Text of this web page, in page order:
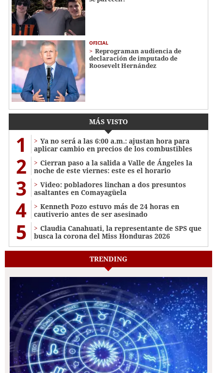
OFICIAL
Reprograman audiencia de
declaración de imputado de
Roosevelt Hernández
MÁS VISTO
1
Ya no será a las 6:00 a.m.: ajustan hora para
aplicar cambio en precios de los combustibles
2
Cierran paso a la salida a Valle de Ángeles la
noche de este viernes: este es el horario
3
Video: pobladores linchan a dos presuntos
asaltantes en Comayagüela
4
Kenneth Pozo estuvo más de 24 horas en
cautiverio antes de ser asesinado
5
Claudia Canahuati, la representante de SPS que
busca la corona del Miss Honduras 2026
TRENDING